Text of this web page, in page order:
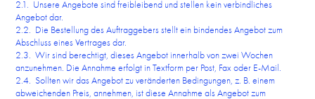
2.1. Unsere Angebote sind freibleibend und stellen kein verbindliches
Angebot dar.
2.2. Die Bestellung des Auftraggebers stellt ein bindendes Angebot zum
Abschluss eines Vertrages dar.
2.3. Wir sind berechtigt, dieses Angebot innerhalb von zwei Wochen
anzunehmen. Die Annahme erfolgt in Textform per Post, Fax oder E-Mail.
2.4. Sollten wir das Angebot zu veränderten Bedingungen, z. B. einem
abweichenden Preis, annehmen, ist diese Annahme als Angebot zum